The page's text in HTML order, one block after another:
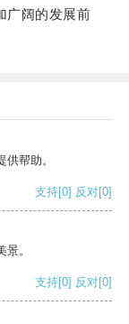
广阔的发展前
帮助。
支持[0] 反对[0]
。
支持[0] 反对[0]